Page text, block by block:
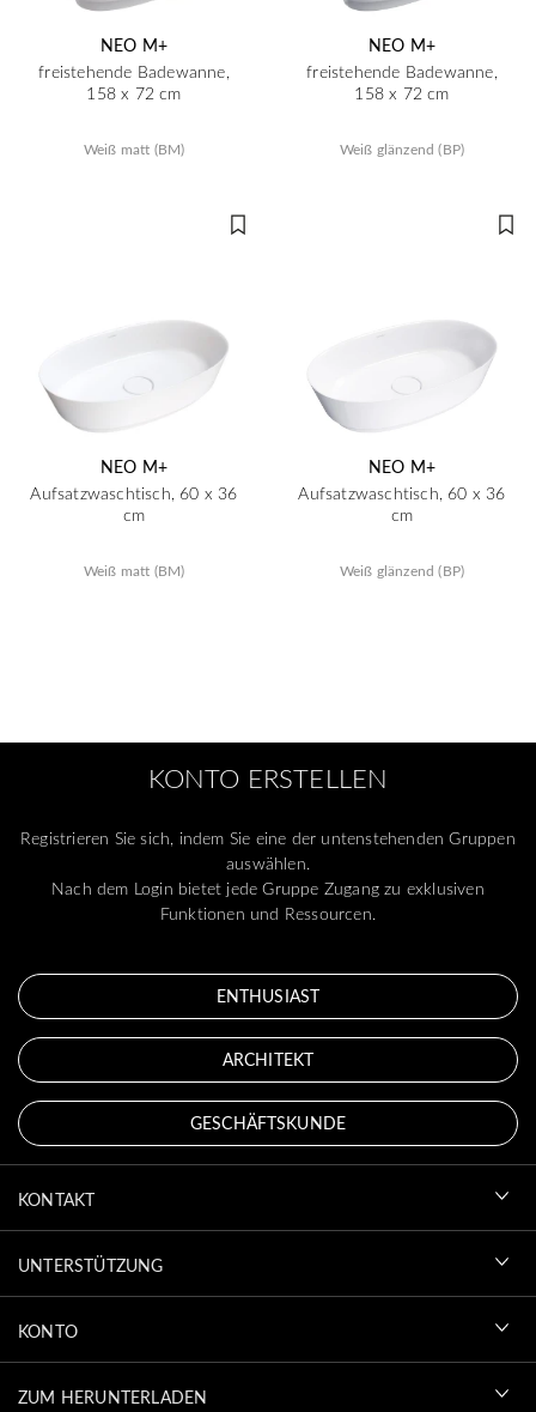
NEO M+
freistehende Badewanne,
158 x 72 cm
Weiß matt (BM)
NEO M+
freistehende Badewanne,
158 x 72 cm
Weiß glänzend (BP)
NEO M+
Aufsatzwaschtisch, 60 x 36
cm
Weiß matt (BM)
NEO M+
Aufsatzwaschtisch, 60 x 36
cm
Weiß glänzend (BP)
KONTO ERSTELLEN
Registrieren Sie sich, indem Sie eine der untenstehenden Gruppen
auswählen.
Nach dem Login bietet jede Gruppe Zugang zu exklusiven
Funktionen und Ressourcen.
ENTHUSIAST
ARCHITEKT
GESCHÄFTSKUNDE
KONTAKT
UNTERSTÜTZUNG
KONTO
ZUM HERUNTERLADEN